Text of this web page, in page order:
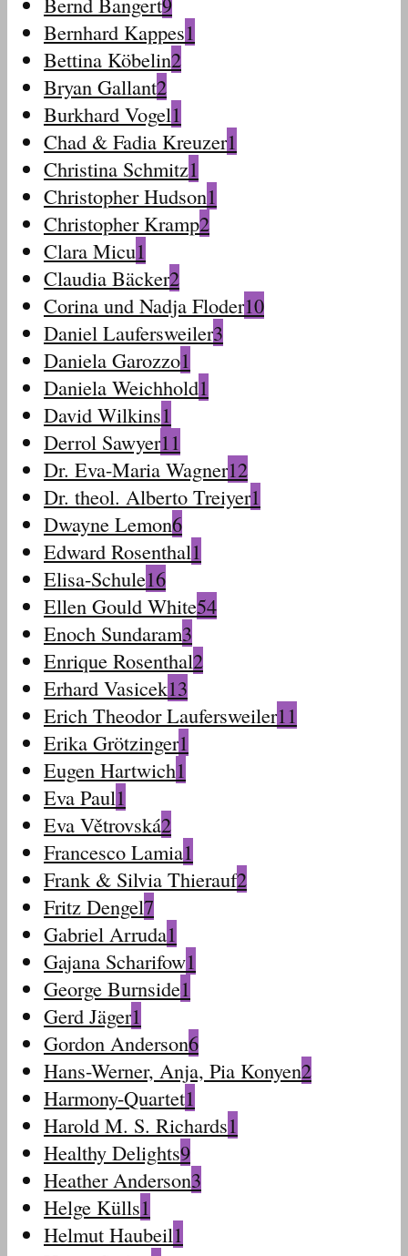
Bernhard Kappes1
Bettina Köbelin2
Bryan Gallant2
Burkhard Vogel1
Chad & Fadia Kreuzer1
Christina Schmitz1
Christopher Hudson1
Christopher Kramp2
Clara Micu1
Claudia Bäcker2
Corina und Nadja Floder10
Daniel Laufersweiler3
Daniela Garozzo1
Daniela Weichhold1
David Wilkins1
Derrol Sawyer11
Dr. Eva-Maria Wagner12
Dr. theol. Alberto Treiyer1
Dwayne Lemon6
Edward Rosenthal1
Elisa-Schule16
Ellen Gould White54
Enoch Sundaram3
Enrique Rosenthal2
Erhard Vasicek13
Erich Theodor Laufersweiler11
Erika Grötzinger1
Eugen Hartwich1
Eva Paul1
Eva Větrovská2
Francesco Lamia1
Frank & Silvia Thierauf2
Fritz Dengel7
Gabriel Arruda1
Gajana Scharifow1
George Burnside1
Gerd Jäger1
Gordon Anderson6
Hans-Werner, Anja, Pia Konyen2
Harmony-Quartet1
Harold M. S. Richards1
Healthy Delights9
Heather Anderson3
Helge Külls1
Helmut Haubeil1